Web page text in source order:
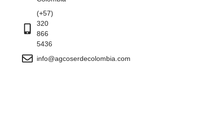
(+57)
320
866
5436
info@agcoserdecolombia.com